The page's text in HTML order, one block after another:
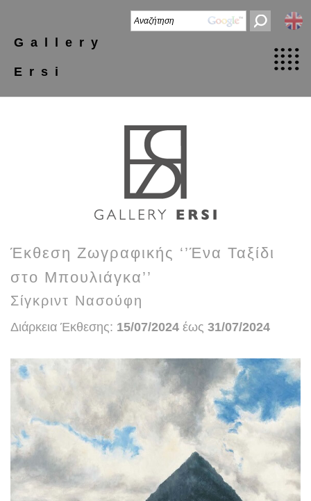
Gallery
Ersi
Έκθεση Ζωγραφικής ‘’Ένα Ταξίδι
στο Μπουλιάγκα’’
Σίγκριντ Νασούφη
Διάρκεια Έκθεσης: 15/07/2024 έως 31/07/2024